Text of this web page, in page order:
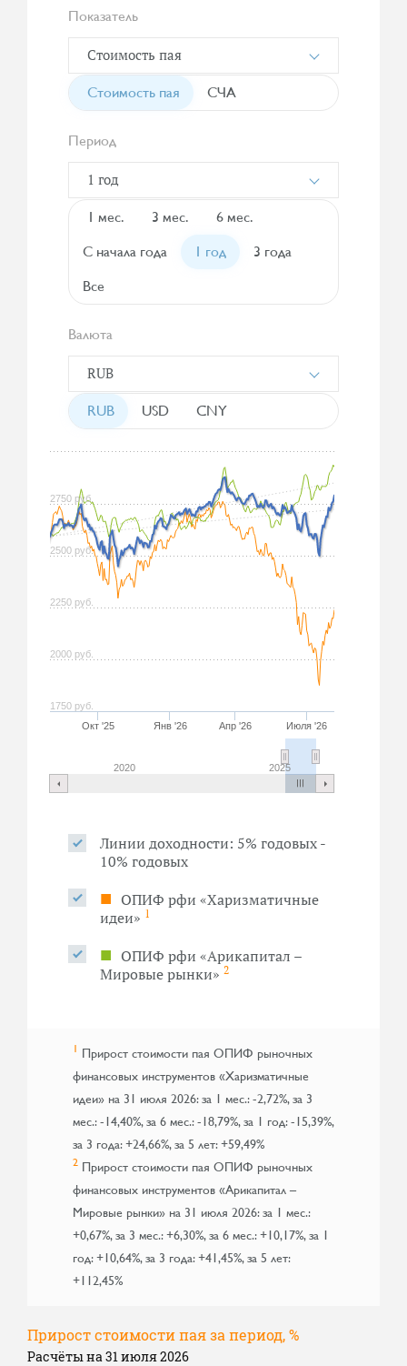
Показатель
Стоимость пая
Стоимость пая СЧА
Период
1 год
1 мес. 3 мес.
6 мес.
С начала года
1 год
3 года
Все
Валюта
RUB
RUB USD CNY
Янв '26
Окт '25 Апр '26 Июля '26
2020 2025
1750 руб.
2000 руб.
2250 руб.
2500 руб.
2750 руб.
Линии доходности: 5% годовых -
10% годовых
■ ОПИФ рфи «Харизматичные
идеи» 1
■ ОПИФ рфи «Арикапитал –
Мировые рынки» 2
1 Прирост стоимости пая ОПИФ рыночных
финансовых инструментов «Харизматичные
идеи» на 31 июля 2026: за 1 мес.: -2,72%, за 3
мес.: -14,40%, за 6 мес.: -18,79%, за 1 год: -15,39%,
за 3 года: +24,66%, за 5 лет: +59,49%
2 Прирост стоимости пая ОПИФ рыночных
финансовых инструментов «Арикапитал –
Мировые рынки» на 31 июля 2026: за 1 мес.:
+0,67%, за 3 мес.: +6,30%, за 6 мес.: +10,17%, за 1
год: +10,64%, за 3 года: +41,45%, за 5 лет:
+112,45%
Прирост стоимости пая за период, %
Расчёты на 31 июля 2026